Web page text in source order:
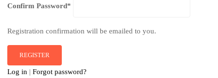
Confirm Password*
Registration confirmation will be emailed to you.
Log in | Forgot password?